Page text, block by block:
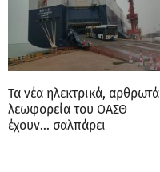
Τα νέα ηλεκτρικά, αρθρωτά
λεωφορεία του ΟΑΣΘ
έχουν… σαλπάρει